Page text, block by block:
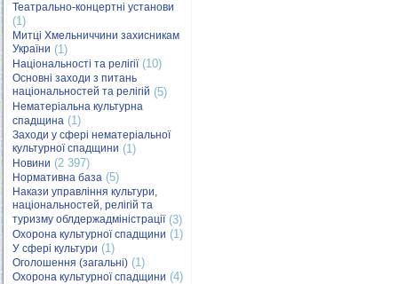
Театрально-концертні установи
(1)
Митці Хмельниччини захисникам
України (1)
Національності та релігії(10)
Основні заходи з питань
національностей та релігій (5)
Нематеріальна культурна
спадщина (1)
Заходи у сфері нематеріальної
культурної спадщини (1)
Новини (2 397)
Нормативна база (5)
Накази управління культури,
національностей, релігій та
туризму облдержадміністрації(3)
Охорона культурної спадщини (1)
У сфері культури (1)
Оголошення (загальні) (1)
Охорона культурної спадщини (4)